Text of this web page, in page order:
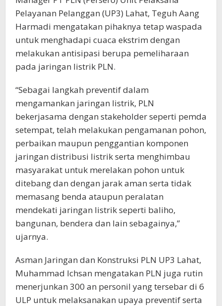
Pelayanan Pelanggan (UP3) Lahat, Teguh Aang
Harmadi mengatakan pihaknya tetap waspada
untuk menghadapi cuaca ekstrim dengan
melakukan antisipasi berupa pemeliharaan
pada jaringan listrik PLN.
“Sebagai langkah preventif dalam
mengamankan jaringan listrik, PLN
bekerjasama dengan stakeholder seperti pemda
setempat, telah melakukan pengamanan pohon,
perbaikan maupun penggantian komponen
jaringan distribusi listrik serta menghimbau
masyarakat untuk merelakan pohon untuk
ditebang dan dengan jarak aman serta tidak
memasang benda ataupun peralatan
mendekati jaringan listrik seperti baliho,
bangunan, bendera dan lain sebagainya,”
ujarnya.
Asman Jaringan dan Konstruksi PLN UP3 Lahat,
Muhammad Ichsan mengatakan PLN juga rutin
menerjunkan 300 an personil yang tersebar di 6
ULP untuk melaksanakan upaya preventif serta